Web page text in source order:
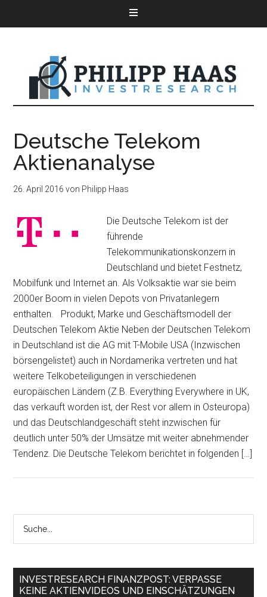
Deutsche Telekom
Aktienanalyse
26. April 2016 von Philipp Haas
Die Deutsche Telekom ist der
führende
Telekommunikationskonzern in
Deutschland und bietet Festnetz,
Mobilfunk und Internet an. Als Volksaktie war sie beim
2000er Boom in vielen Depots von Privatanlegern
enthalten. Produkt, Marke und Geschäftsmodell der
Deutschen Telekom Aktie Neben der Deutschen Telekom
in Deutschland ist die AG mit T-Mobile USA (Inzwischen
börsengelistet) auch in Nordamerika vertreten und hat
weitere Telkobeteiligungen in verschiedenen
europäischen Ländern (Z.B. Everything Everywhere in UK,
das verkauft worden ist, der Rest vor allem in Osteuropa)
und das Deutschlandgeschäft steht inzwischen für
deutlich unter 50% der Umsätze mit weiter abnehmender
Tendenz. Die Deutsche Telekom berichtet in folgenden […]
INVESTRESEARCH FINANZPOST: VERPASSE
KEINE AKTIENVIDEOS UND EINSCHÄTZUNGEN